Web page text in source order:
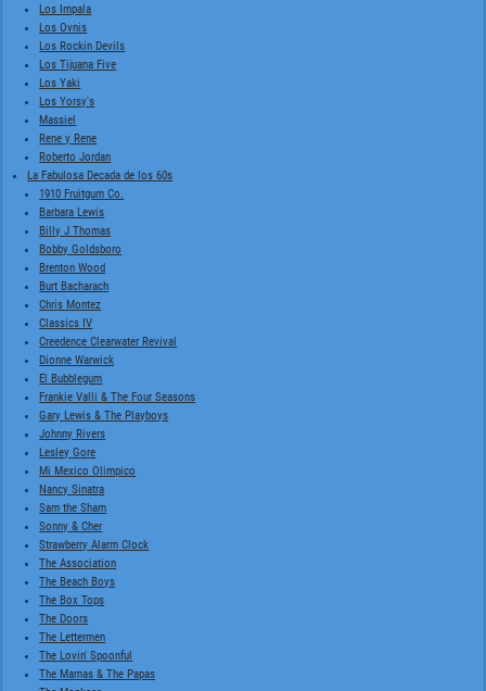
Los Impala
Los Ovnis
Los Rockin Devils
Los Tijuana Five
Los Yaki
Los Yorsy's
Massiel
Rene y Rene
Roberto Jordan
La Fabulosa Decada de los 60s
1910 Fruitgum Co.
Barbara Lewis
Billy J Thomas
Bobby Goldsboro
Brenton Wood
Burt Bacharach
Chris Montez
Classics IV
Creedence Clearwater Revival
Dionne Warwick
El Bubblegum
Frankie Valli & The Four Seasons
Gary Lewis & The Playboys
Johnny Rivers
Lesley Gore
Mi Mexico Olimpico
Nancy Sinatra
Sam the Sham
Sonny & Cher
Strawberry Alarm Clock
The Association
The Beach Boys
The Box Tops
The Doors
The Lettermen
The Lovin' Spoonful
The Mamas & The Papas